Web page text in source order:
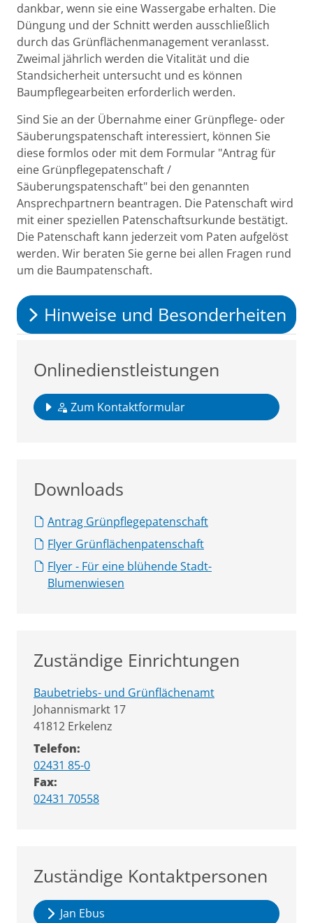
dankbar, wenn sie eine Wassergabe erhalten. Die
Düngung und der Schnitt werden ausschließlich
durch das Grünflächenmanagement veranlasst.
Zweimal jährlich werden die Vitalität und die
Standsicherheit untersucht und es können
Baumpflegearbeiten erforderlich werden.
Sind Sie an der Übernahme einer Grünpflege- oder
Säuberungspatenschaft interessiert, können Sie
diese formlos oder mit dem Formular "Antrag für
eine Grünpflegepatenschaft /
Säuberungspatenschaft" bei den genannten
Ansprechpartnern beantragen. Die Patenschaft wird
mit einer speziellen Patenschaftsurkunde bestätigt.
Die Patenschaft kann jederzeit vom Paten aufgelöst
werden. Wir beraten Sie gerne bei allen Fragen rund
um die Baumpatenschaft.
Hinweise und Besonderheiten
Onlinedienstleistungen
Zum Kontaktformular
Downloads
Antrag Grünpflegepatenschaft
Flyer Grünflächenpatenschaft
Flyer - Für eine blühende Stadt-
Blumenwiesen
Zuständige Einrichtungen
Baubetriebs- und Grünflächenamt
Straße:
Johannismarkt Hausnummer:
17
PLZ:
41812 Ort:
Erkelenz
Telefon:
02431 85-0
Fax:
02431 70558
Zuständige Kontaktpersonen
Jan Ebus